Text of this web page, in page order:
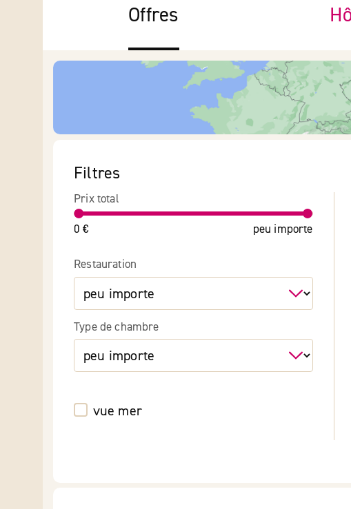
Offres
Filtres
Prix total
0 € peu importe
Restauration
Type de chambre
vue mer